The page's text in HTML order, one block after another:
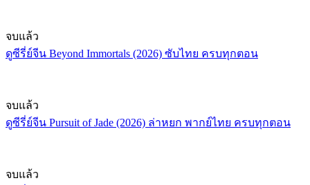
จบแล้ว
ดูซีรี่ย์จีน Beyond Immortals (2026) ซับไทย ครบทุกตอน
จบแล้ว
ดูซีรี่ย์จีน Pursuit of Jade (2026) ล่าหยก พากย์ไทย ครบทุกตอน
จบแล้ว